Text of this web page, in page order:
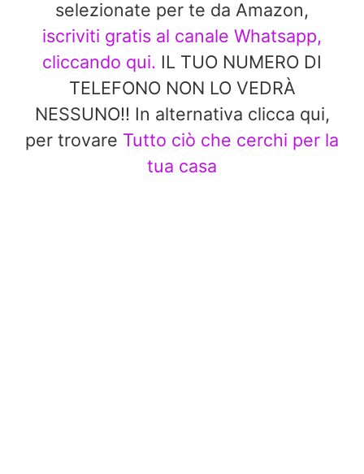
selezionate per te da Amazon,
iscriviti gratis al canale Whatsapp,
cliccando qui. IL TUO NUMERO DI
TELEFONO NON LO VEDRÀ
NESSUNO!! In alternativa clicca qui,
per trovare Tutto ciò che cerchi per la
tua casa